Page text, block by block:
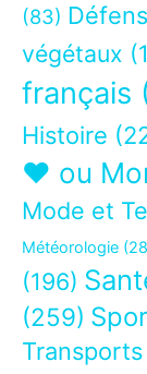
(83)
végétaux
français
Histoire
❤ ou
Mode et
Météorologie
(196)
(259)
Transports